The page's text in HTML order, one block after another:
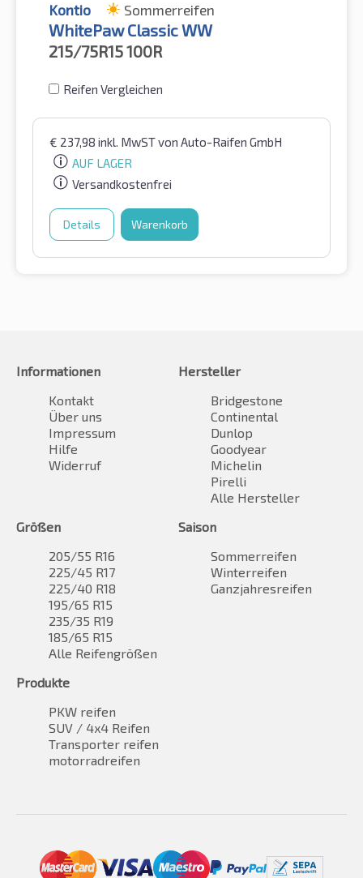
Kontio Sommerreifen
WhitePaw Classic WW
215/75R15100R
Reifen Vergleichen
€ 237,98 inkl. MwSTvon Auto-Raifen GmbH
AUF LAGER
Versandkostenfrei
Details Warenkorb
Informationen
Kontakt
Über uns
Impressum
Hilfe
Widerruf
Hersteller
Bridgestone
Continental
Dunlop
Goodyear
Michelin
Pirelli
Alle Hersteller
Größen
205/55 R16
225/45 R17
225/40 R18
195/65 R15
235/35 R19
185/65 R15
Alle Reifengrößen
Saison
Sommerreifen
Winterreifen
Ganzjahresreifen
Produkte
PKW reifen
SUV / 4x4 Reifen
Transporter reifen
motorradreifen